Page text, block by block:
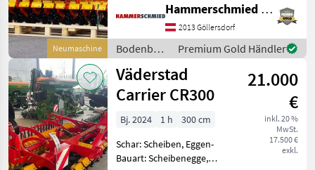
Neumaschine
Klappvorrichtung,
Nachlaufeinrichtung,
Steinsicherung Väderstad
Kurzscheibenegge Carrier
XT 425, Modelljahr
Hammerschmied GmbH
2013 Göllersdorf
Bodenbearbeitung
/
Väderstad
Premium Gold Händler
Väderstad
Carrier CR300
21.000
€
inkl. 20 %
MwSt.
17.500 €
exkl.
Bj. 2024 1 h
300 cm
Schar: Scheiben, Eggen-
Bauart: Scheibenegge,